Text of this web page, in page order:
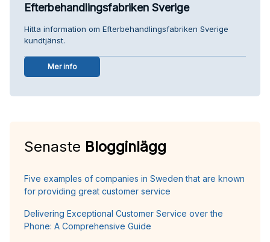
Efterbehandlingsfabriken Sverige
Hitta information om Efterbehandlingsfabriken Sverige
kundtjänst.
Mer info
Senaste Blogginlägg
Five examples of companies in Sweden that are known
for providing great customer service
Delivering Exceptional Customer Service over the
Phone: A Comprehensive Guide